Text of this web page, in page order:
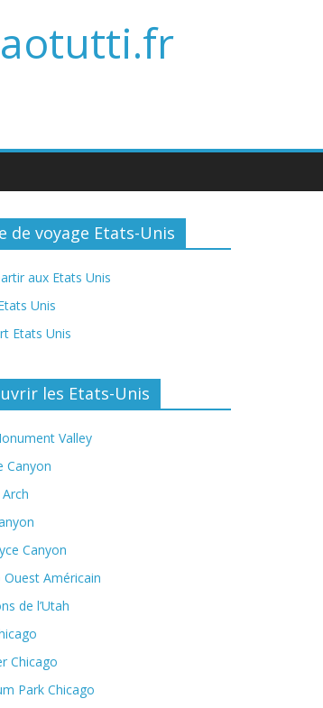
de voyage Etats-Unis
aux Etats Unis
Unis
Etats Unis
les Etats-Unis
Valley
Canyon
Canyon
Ouest Américain
de l’Utah
Chicago
Park Chicago